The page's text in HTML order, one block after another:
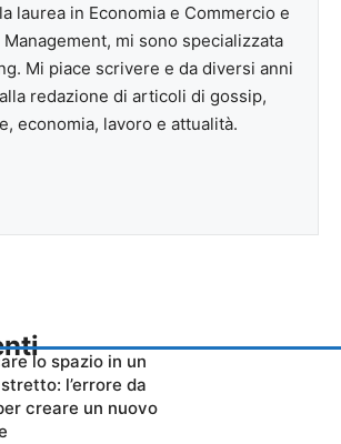
laurea in Economia e Commercio e
mi sono specializzata
Mi piace scrivere e da diversi anni
redazione di articoli di gossip,
economia, lavoro e attualità.
lo spazio in un
l’errore da
creare un nuovo